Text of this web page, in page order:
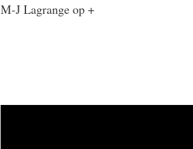
M-J Lagrange op +